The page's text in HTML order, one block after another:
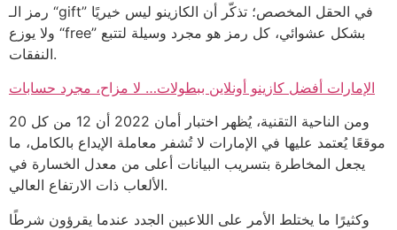
رمز الـ “gift” في الحقل المخصص؛ تذكّر أن الكازينو ليس خيريًا
ولا يوزع “free” بشكل عشوائي، كل رمز هو مجرد وسيلة لتتبع
النفقات.
الإمارات أفضل كازينو أونلاين ببطولات… لا مزاح، مجرد حسابات
ومن الناحية التقنية، يُظهر اختبار أمان 2022 أن 12 من كل 20
موقعًا يُعتمد عليها في الإمارات لا تُشفر معاملة الإيداع بالكامل، ما
يجعل المخاطرة بتسريب البيانات أعلى من معدل الخسارة في
الألعاب ذات الارتفاع العالي.
وكثيرًا ما يختلط الأمر على اللاعبين الجدد عندما يقرؤون شرطًا